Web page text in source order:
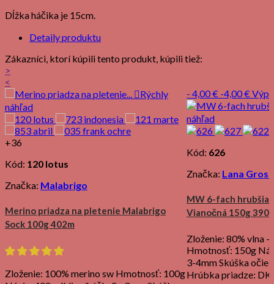
Dĺžka háčika je 15cm.
Detaily produktu
Zákazníci, ktorí kúpili tento produkt, kúpili tiež:
>
<
Rýchly
náhľad
+36
Kód: 120 lotus
Značka: Malabrigo
Merino priadza na pletenie Malabrigo
Sock 100g 402m
Zloženie: 100% merino sw Hmotnosť: 100g
- 4,00 € -4,00 €
náhľad
Kód: 626
Značka: Lana
MW 6-fach hrubšia
Vianočná 150g
Zloženie: 80% vlna
Hmotnosť: 150g
3-4mm Skúška
Hrúbka priadze: DK